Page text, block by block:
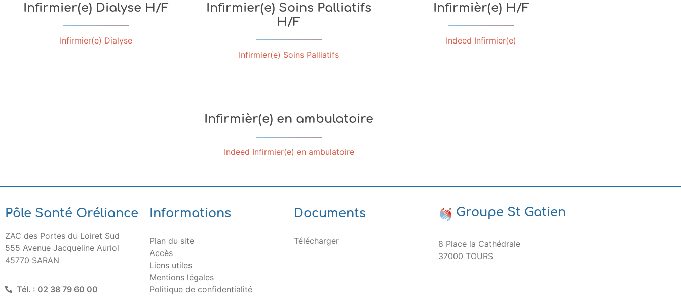
Infirmier(e) Dialyse H/F
Infirmier(e) Dialyse
Infirmier(e) Soins Palliatifs
H/F
Infirmier(e) Soins Palliatifs
Infirmièr(e) H/F
Indeed Infirmier(e)
Infirmièr(e) en ambulatoire
Indeed Infirmier(e) en ambulatoire
Pôle Santé Oréliance
ZAC des Portes du Loiret Sud
555 Avenue Jacqueline Auriol
45770 SARAN
Tél. : 02 38 79 60 00
Informations
Plan du site
Accès
Liens utiles
Mentions légales
Politique de confidentialité
Documents
Télécharger
Groupe St Gatien
8 Place la Cathédrale
37000 TOURS